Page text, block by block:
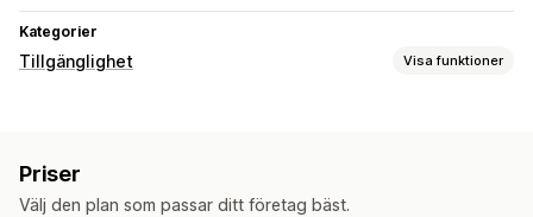
Kategorier
Tillgänglighet Visa funktioner
Priser
Välj den plan som passar ditt företag bäst.